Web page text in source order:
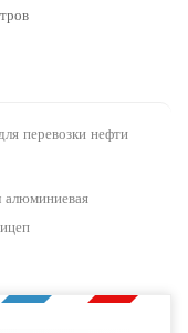
перевозки нефти